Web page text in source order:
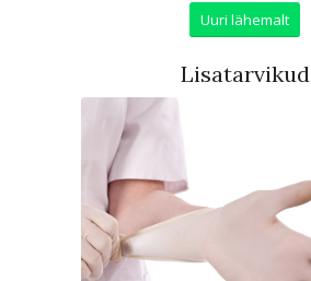
Uuri lähemalt
Lisatarvikud